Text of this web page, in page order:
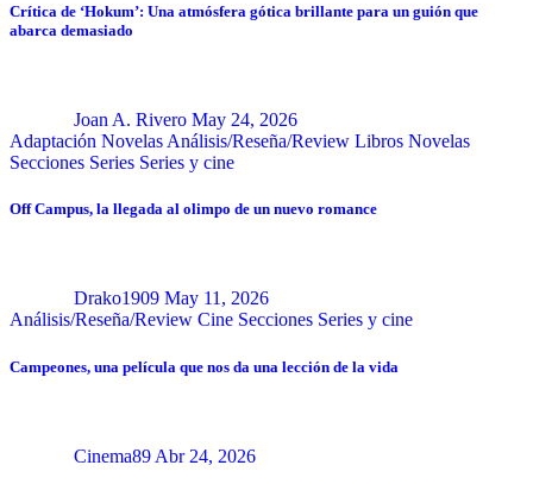
Crítica de ‘Hokum’: Una atmósfera gótica brillante para un guión que
abarca demasiado
Joan A. Rivero May 24, 2026
Adaptación Novelas Análisis/Reseña/Review Libros Novelas
Secciones Series Series y cine
Off Campus, la llegada al olimpo de un nuevo romance
Drako1909 May 11, 2026
Análisis/Reseña/Review Cine Secciones Series y cine
Campeones, una película que nos da una lección de la vida
Cinema89 Abr 24, 2026